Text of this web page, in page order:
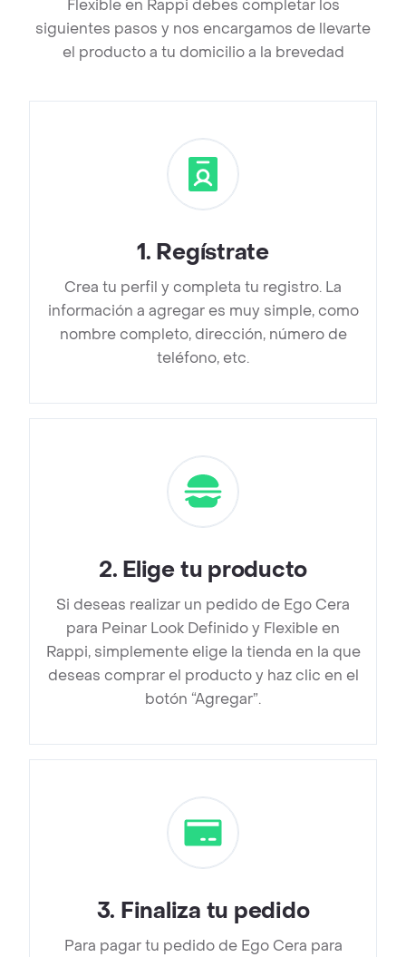
Flexible en Rappi debes completar los
siguientes pasos y nos encargamos de llevarte
el producto a tu domicilio a la brevedad
1. Regístrate
Crea tu perfil y completa tu registro. La
información a agregar es muy simple, como
nombre completo, dirección, número de
teléfono, etc.
2. Elige tu producto
Si deseas realizar un pedido de Ego Cera
para Peinar Look Definido y Flexible en
Rappi, simplemente elige la tienda en la que
deseas comprar el producto y haz clic en el
botón “Agregar”.
3. Finaliza tu pedido
Para pagar tu pedido de Ego Cera para